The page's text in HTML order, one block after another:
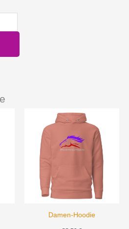
Damen-Hoodie